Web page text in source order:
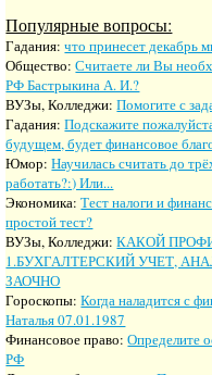
Популярные вопросы:
Гадания:что принесет декабрь
Общество:Считаете ли Вы
РФ Бастрыкина А. И.?
ВУЗы, Колледжи:Помогите с
Гадания:Подскажите
будущем, будет финансовое
Юмор:Научилась считать до
работать?:) Или...
Экономика:Тест налоги и
простой тест?
ВУЗы, Колледжи:КАКОЙ
1.БУХГАЛТЕРСКИЙ УЧЕТ,
ЗАОЧНО
Гороскопы:Когда наладится с
Наталья 07.01.1987
Финансовое право:Определите
РФ